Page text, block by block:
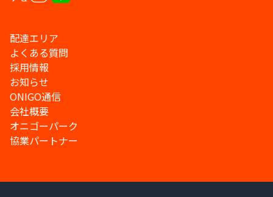
配達エリア
よくある質問
採用情報
お知らせ
ONIGO通信
会社概要
オニゴーパーク
協業パートナー